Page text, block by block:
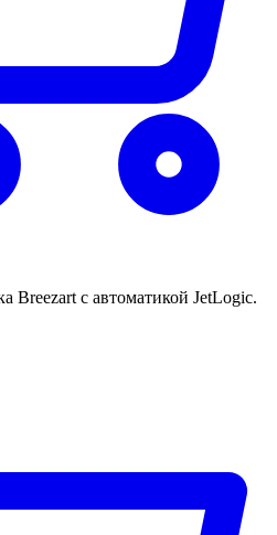
Breezart с автоматикой JetLogic.